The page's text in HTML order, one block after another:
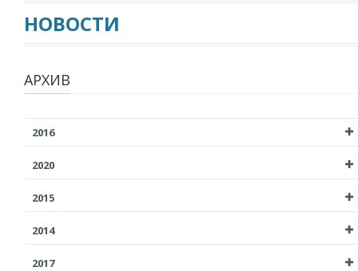
НОВОСТИ
АРХИВ
2016
2020
2015
2014
2017